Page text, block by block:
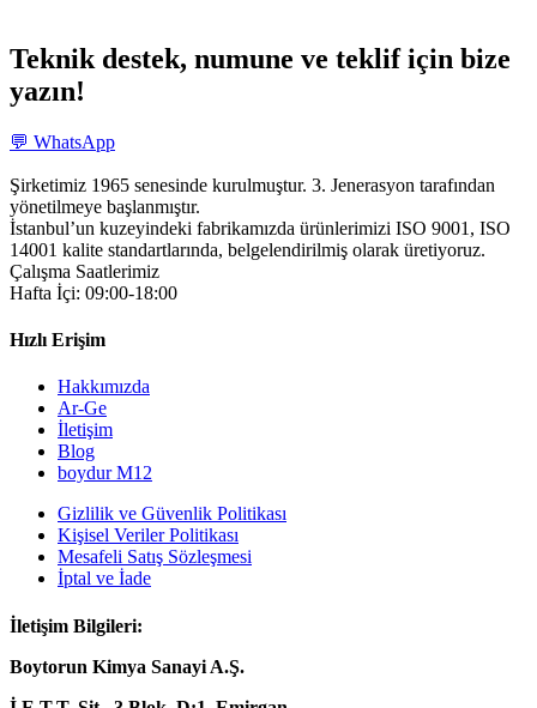
Teknik destek, numune ve teklif için bize
yazın!
💬 WhatsApp
Şirketimiz 1965 senesinde kurulmuştur. 3. Jenerasyon tarafından
yönetilmeye başlanmıştır.
İstanbul’un kuzeyindeki fabrikamızda ürünlerimizi ISO 9001, ISO
14001 kalite standartlarında, belgelendirilmiş olarak üretiyoruz.
Çalışma Saatlerimiz
Hafta İçi: 09:00-18:00
Hızlı Erişim
Hakkımızda
Ar-Ge
İletişim
Blog
boydur M12
Gizlilik ve Güvenlik Politikası
Kişisel Veriler Politikası
Mesafeli Satış Sözleşmesi
İptal ve İade
İletişim Bilgileri:
Boytorun Kimya Sanayi A.Ş.